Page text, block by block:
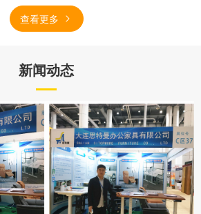
查看更多
新闻动态